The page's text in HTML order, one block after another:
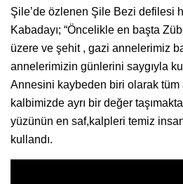
Şile’de özlenen Şile Bezi defilesi
Kabadayı; “Öncelikle en başta
üzere ve şehit , gazi annelerimiz
annelerimizin günlerini saygıyla
Annesini kaybeden biri olarak
kalbimizde ayrı bir değer
yüzünün en saf,kalpleri temiz
kullandı.